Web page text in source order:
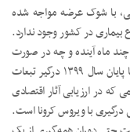
با شوک عرضه مواجه شده
در کشور وجود ندارد.
ماه آینده و چه در صورت
عدم کنترل و تداوم آن تا پایان سال، اقتصاد ایران تا پایان سال ۱۳۹۹ درگیر تبعات
در ارزیابی آثار اقتصادی
با ویروس کرونا است.